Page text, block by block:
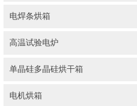
电焊条烘箱
高温试验电炉
单晶硅多晶硅烘干箱
电机烘箱